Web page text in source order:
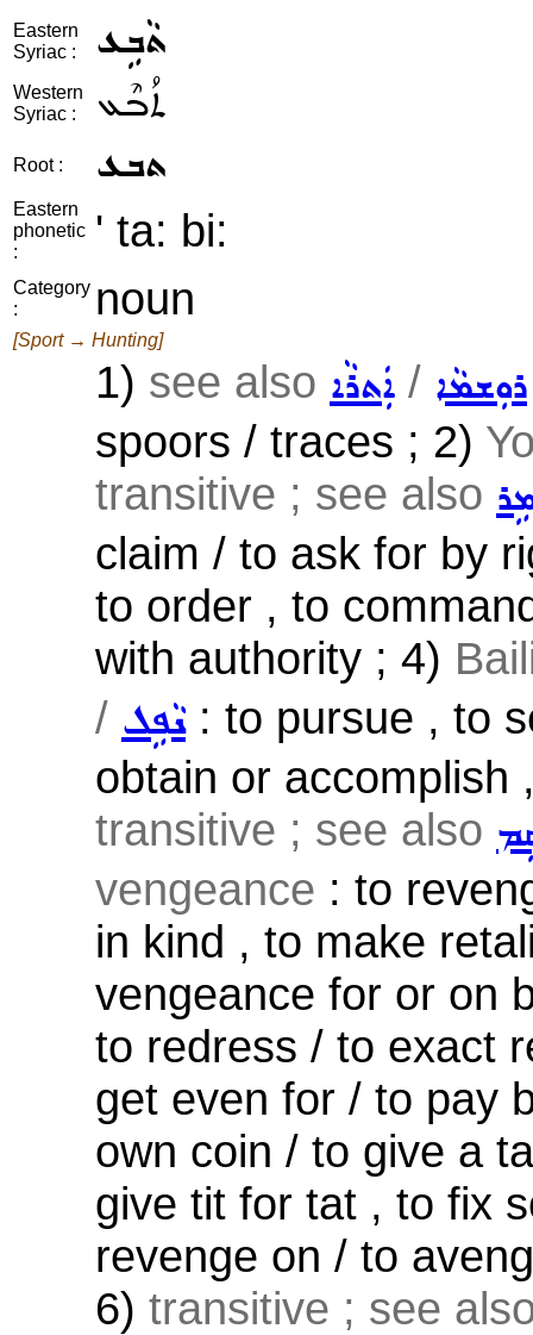
Eastern
Syriac :
ܬܵܒܹܥ
Western
Syriac :
ܬܳܒܶܥ
Root : ܬܒܥ
Eastern
phonetic
:
' ta: bi:
Category
:
noun
[Sport → Hunting]
1) see also ܐܲܬܪܵܐ / ܪܘܼܫܡܵܐ
spoors / traces ; 2)
transitive ; see also
claim / to ask for by
to order , to
with authority ; 4)
/ ܢܵܦܹܠ: to pursue , to
obtain or accomplish
transitive ; see also
vengeance : to
in kind , to make
vengeance for or on
to redress / to exact
get even for / to pay
own coin / to give a
give tit for tat , to fix
revenge on / to
6) transitive ; see